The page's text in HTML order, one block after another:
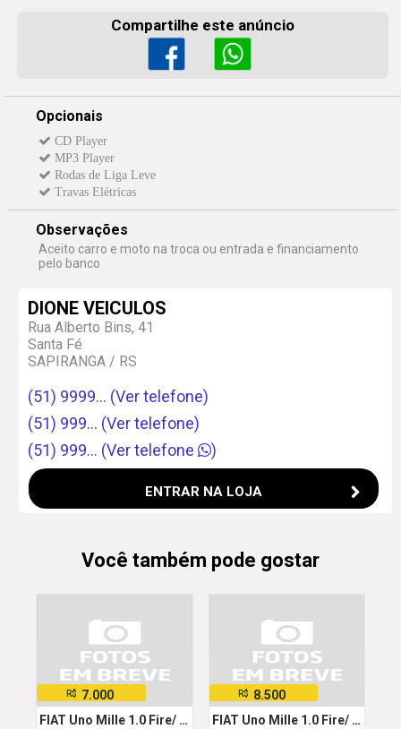
Compartilhe este anúncio
Opcionais
CD Player
MP3 Player
Rodas de Liga Leve
Travas Elétricas
Observações
Aceito carro e moto na troca ou entrada e financiamento
pelo banco
DIONE VEICULOS
Rua Alberto Bins, 41
Santa Fé
SAPIRANGA / RS
(51) 9999... (Ver telefone)
(51) 999... (Ver telefone)
(51) 999... (Ver telefone
)
ENTRAR NA LOJA
Você também pode gostar
R$
7.000
FIAT Uno Mille 1.0 Fire/ F.Flex/ ECONOMY 2p
R$
8.500
FIAT Uno Mille 1.0 Fire/ F.Flex/ ECONOMY 2p